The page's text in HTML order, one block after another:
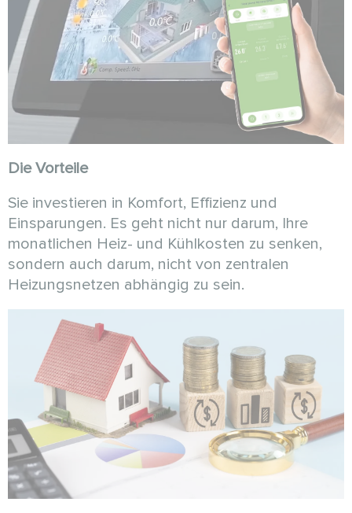
Die Vorteile
Sie investieren in Komfort, Effizienz und
Einsparungen. Es geht nicht nur darum, Ihre
monatlichen Heiz- und Kühlkosten zu senken,
sondern auch darum, nicht von zentralen
Heizungsnetzen abhängig zu sein.